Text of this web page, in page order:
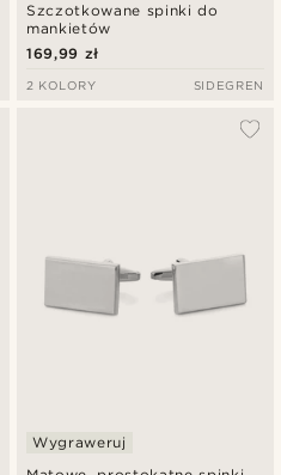
Szczotkowane spinki do
mankietów
169,99 zł
2 KOLORY SIDEGREN
Wygraweruj